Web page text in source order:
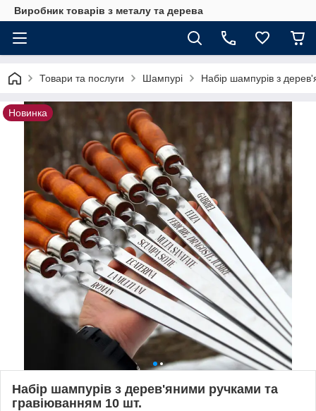
Виробник товарів з металу та дерева
Товари та послуги Шампурі Набір шампурів з
Новинка
Набір шампурів з дерев'яними ручками та
гравіюванням 10 шт.